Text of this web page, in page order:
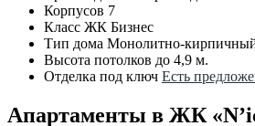
Корпусов 7
Класс ЖК Бизнес
Тип дома Монолитно-
Высота потолков до 4,9 м.
Отделка под ключ Есть
Апартаменты в ЖК